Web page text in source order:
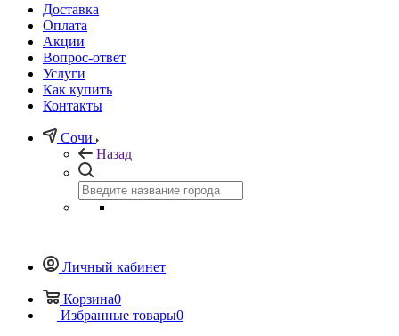
Доставка
Оплата
Акции
Вопрос-ответ
Услуги
Как купить
Контакты
Сочи
Назад
Личный кабинет
Корзина0
Избранные товары0